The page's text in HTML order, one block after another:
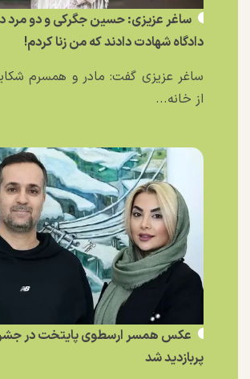
ساغر عزیزی: حسین جگرکی و دو مرد
دادگاه شهادت دادند که من زنا کردم!
ساغر عزیزی گفت: مادر و همسرم
از خانه...
عکس همسر ارسطوی پایتخت در
پربازدید شد